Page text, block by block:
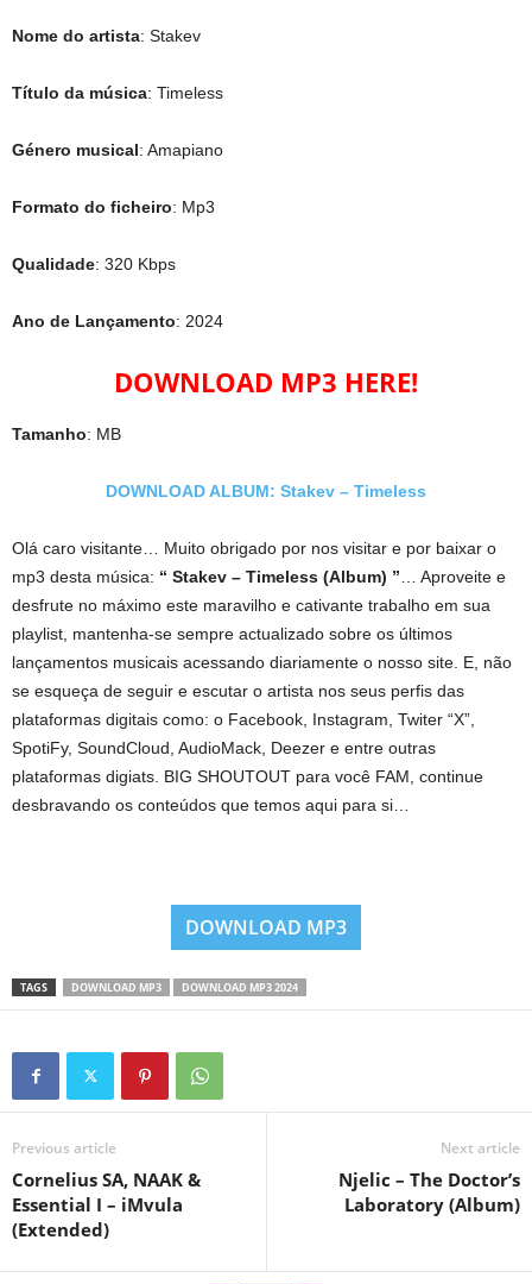
Nome do artista: Stakev
Título da música: Timeless
Género musical: Amapiano
Formato do ficheiro: Mp3
Qualidade: 320 Kbps
Ano de Lançamento: 2024
DOWNLOAD MP3 HERE!
Tamanho: MB
DOWNLOAD ALBUM: Stakev – Timeless
Olá caro visitante… Muito obrigado por nos visitar e por baixar o
mp3 desta música: “ Stakev – Timeless (Album) ” … Aproveite e
desfrute no máximo este maravilho e cativante trabalho em sua
playlist, mantenha-se sempre actualizado sobre os últimos
lançamentos musicais acessando diariamente o nosso site. E, não
se esqueça de seguir e escutar o artista nos seus perfis das
plataformas digitais como: o Facebook, Instagram, Twiter “X”,
SpotiFy, SoundCloud, AudioMack, Deezer e entre outras
plataformas digiats. BIG SHOUTOUT para você FAM, continue
desbravando os conteúdos que temos aqui para si…
DOWNLOAD MP3
TAGS DOWNLOAD MP3 DOWNLOAD MP3 2024
Previous article
Cornelius SA, NAAK &
Essential I – iMvula
(Extended)
Next article
Njelic – The Doctor’s
Laboratory (Album)